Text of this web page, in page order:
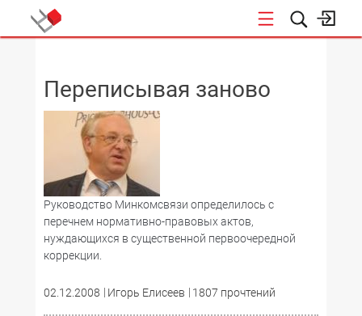
Переписывая заново
Руководство Минкомсвязи определилось с
перечнем нормативно-правовых актов,
нуждающихся в существенной первоочередной
коррекции.
02.12.2008 Игорь Елисеев 1807 прочтений